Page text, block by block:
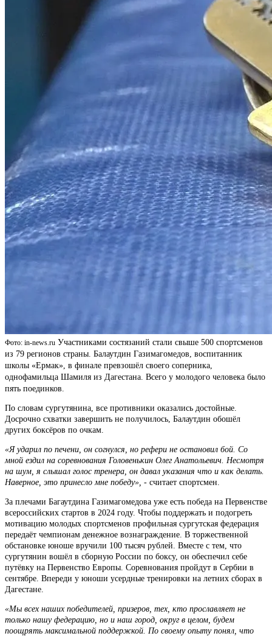
Фото: in-news.ru Участниками состязаний стали свыше 500 спортсменов
из 79 регионов страны. Балаутдин Газимагомедов, воспитанник
школы «Ермак», в финале превзошёл своего соперника,
однофамильца Шамиля из Дагестана. Всего у молодого человека было
пять поединков.
По словам сургутянина, все противники оказались достойные.
Досрочно схватки завершить не получилось, Балаутдин обошёл
других боксёров по очкам.
«Я ударил по печени, он согнулся, но рефери не остановил бой. Со
мной ездил на соревнования Головенькин Олег Анатольевич. Несмотря
на шум, я слышал голос тренера, он давал указания что и как делать.
Наверное, это принесло мне победу», - считает спортсмен.
За плечами Багаутдина Газимагомедова уже есть победа на Первенстве
всероссийских стартов в 2024 году. Чтобы поддержать и подогреть
мотивацию молодых спортсменов профильная сургутская федерация
передаёт чемпионам денежное вознаграждение. В торжественной
обстановке юноше вручили 100 тысяч рублей. Вместе с тем, что
сургутянин вошёл в сборную России по боксу, он обеспечил себе
путёвку на Первенство Европы. Соревнования пройдут в Сербии в
сентябре. Впереди у юноши усердные тренировки на летних сборах в
Дагестане.
«Мы всех наших победителей, призеров, тех, кто прославляет не
только нашу федерацию, но и наш город, округ в целом, будем
поощрять максимальной поддержкой. По своему опыту понял, что